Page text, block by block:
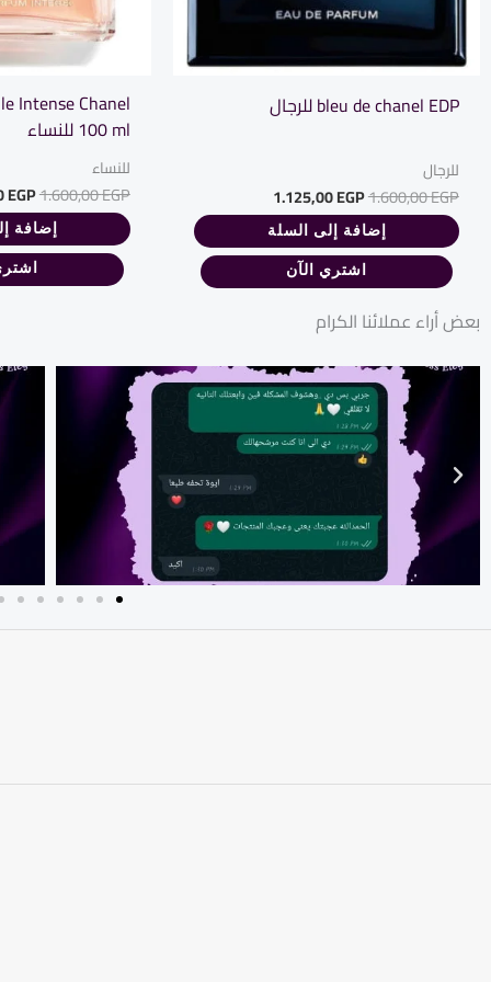
bleu de chanel EDP للرجال
للرجال
1.600,00EGP
1.125,00EGP
إضافة إلى السلة
اشتري الآن
Intense Chanel
100 ml للنساء
للنساء
1.600,00EGP
EGP
إضافة
بعض أراء عملائنا الكرام